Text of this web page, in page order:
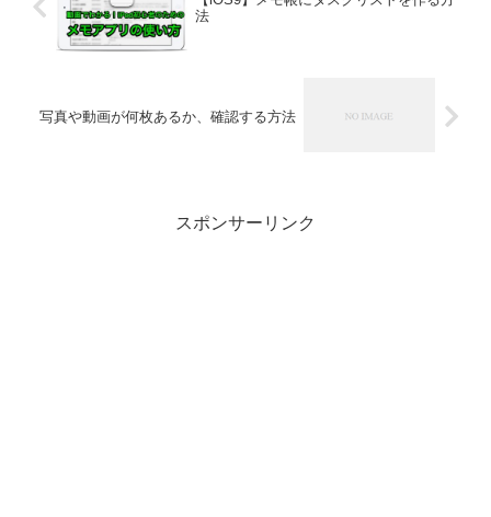
法
写真や動画が何枚あるか、確認する方法
スポンサーリンク